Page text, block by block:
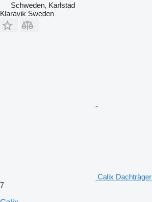
Schweden, Karlstad
Klaravik Sweden
Calix Dachträger
7